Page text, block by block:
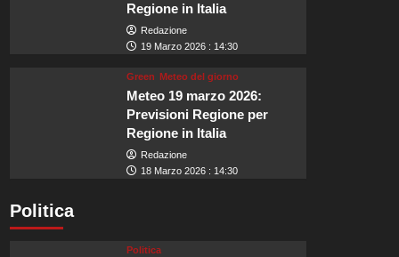
Regione in Italia
Redazione
19 Marzo 2026 : 14:30
Green Meteo del giorno
Meteo 19 marzo 2026:
Previsioni Regione per
Regione in Italia
Redazione
18 Marzo 2026 : 14:30
Politica
Politica